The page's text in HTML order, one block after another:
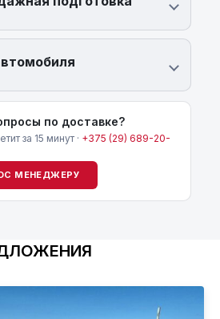
по доставке?
за 15 минут · +375 (29) 689-20-
МЕНЕДЖЕРУ